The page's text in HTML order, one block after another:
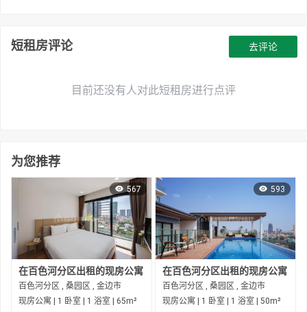
短租房评论
目前还没有人对此短租房进行点评
去评论
为您推荐
567
在百色河分区出租的现房公寓
百色河分区 , 桑园区 , 金边市
现房公寓 | 1 卧室 | 1 浴室 | 65m²
593
在百色河分区出租的现房公寓
百色河分区 , 桑园区 , 金边市
现房公寓 | 1 卧室 | 1 浴室 | 50m²